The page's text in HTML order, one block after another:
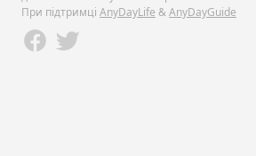
При підтримці AnyDayLife &AnyDayGuide